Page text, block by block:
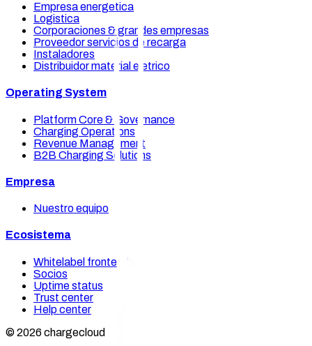
Empresa energetica
Logistica
Corporaciones & grandes empresas
Proveedor servicios de recarga
Instaladores
Distribuidor material eletrico
Operating System
Platform Core & Governance
Charging Operations
Revenue Management
B2B Charging Solutions
Empresa
Nuestro equipo
Ecosistema
Whitelabel frontends
Socios
Uptime status
Trust center
Help center
© 2026 chargecloud